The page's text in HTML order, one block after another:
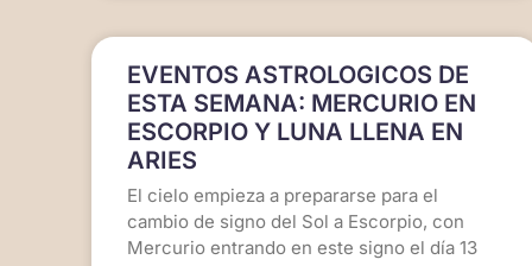
EVENTOS ASTROLOGICOS DE
ESTA SEMANA: MERCURIO EN
ESCORPIO Y LUNA LLENA EN
ARIES
El cielo empieza a prepararse para el
cambio de signo del Sol a Escorpio, con
Mercurio entrando en este signo el día 13